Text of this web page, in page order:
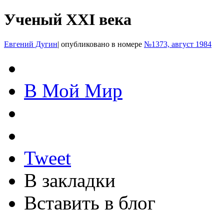
Ученый XXI века
Евгений Дугин| опубликовано в номере №1373, август 1984
В Мой Мир
Tweet
В закладки
Вставить в блог